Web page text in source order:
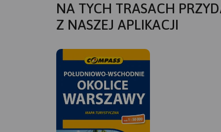
NA TYCH TRASACH
Z NASZEJ APLIKACJI